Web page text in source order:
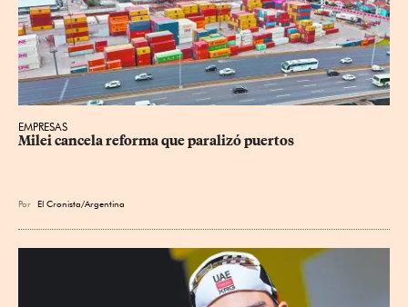
EMPRESAS
Milei cancela reforma que paralizó puertos
Por El Cronista/Argentina